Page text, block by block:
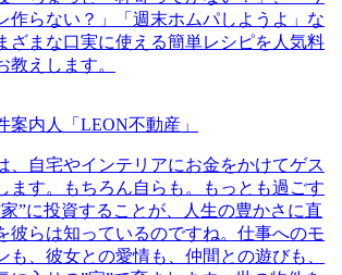
作らない？」「週末ホムパしようよ」な
ざまな口実に使える簡単レシピを人気料
教えします。
案内人「LEON不動産」
、自宅やインテリアにお金をかけてゲス
ます。もちろん自らも。もっとも過ごす
”に投資することが、人生の豊かさに直
彼らは知っているのですね。仕事へのモ
も、彼女との愛情も、仲間との遊びも、